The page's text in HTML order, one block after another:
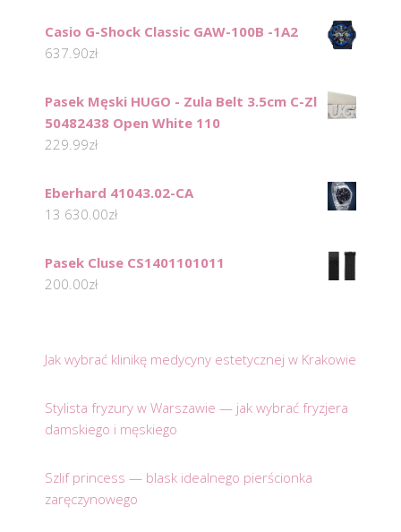
Casio G-Shock Classic GAW-100B -1A2
637.90zł
Pasek Męski HUGO - Zula Belt 3.5cm C-Zl
50482438 Open White 110
229.99zł
Eberhard 41043.02-CA
13 630.00zł
Pasek Cluse CS1401101011
200.00zł
Jak wybrać klinikę medycyny estetycznej w Krakowie
Stylista fryzury w Warszawie — jak wybrać fryzjera
damskiego i męskiego
Szlif princess — blask idealnego pierścionka
zaręczynowego